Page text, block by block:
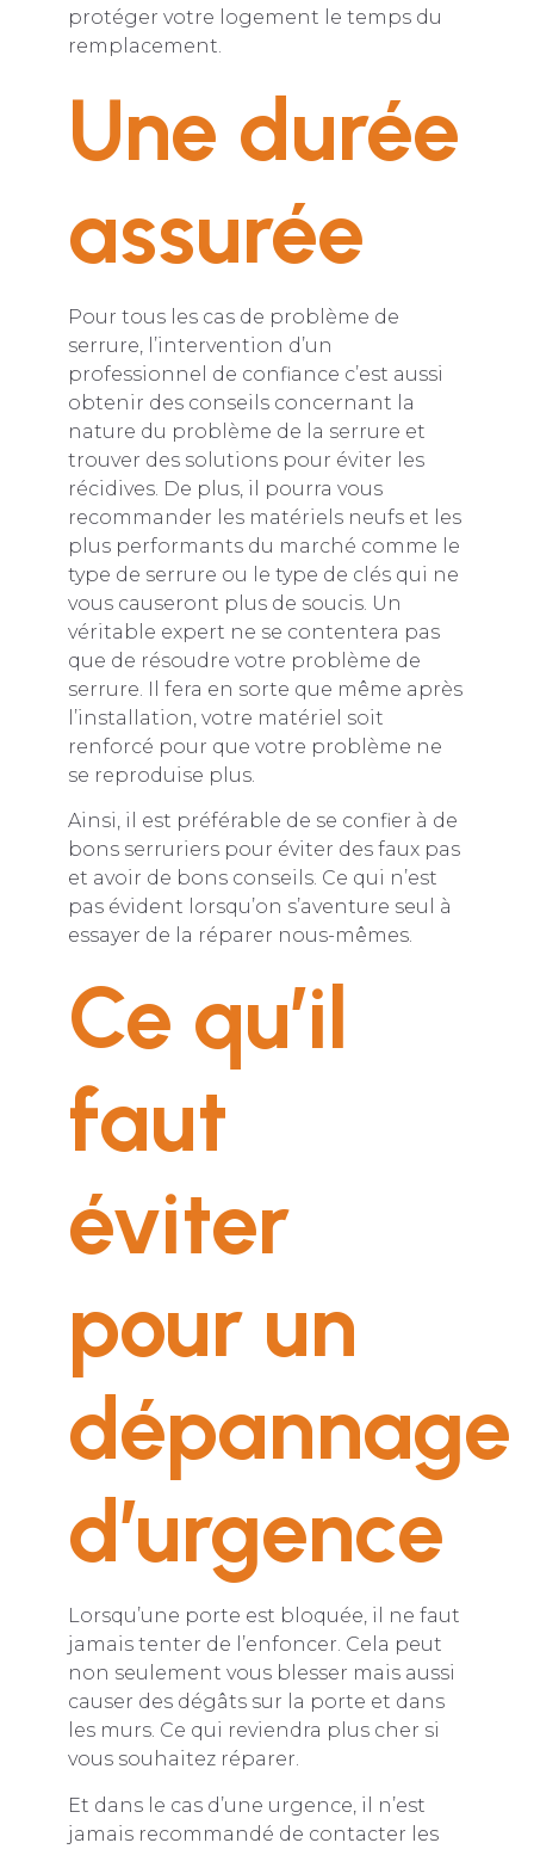
protéger votre logement le temps du
remplacement.
Une durée
assurée
Pour tous les cas de problème de
serrure, l’intervention d’un
professionnel de confiance c’est aussi
obtenir des conseils concernant la
nature du problème de la serrure et
trouver des solutions pour éviter les
récidives. De plus, il pourra vous
recommander les matériels neufs et les
plus performants du marché comme le
type de serrure ou le type de clés qui ne
vous causeront plus de soucis. Un
véritable expert ne se contentera pas
que de résoudre votre problème de
serrure. Il fera en sorte que même après
l’installation, votre matériel soit
renforcé pour que votre problème ne
se reproduise plus.
Ainsi, il est préférable de se confier à de
bons serruriers pour éviter des faux pas
et avoir de bons conseils. Ce qui n’est
pas évident lorsqu’on s’aventure seul à
essayer de la réparer nous-mêmes.
Ce qu’il
faut
éviter
pour un
dépannage
d’urgence
Lorsqu’une porte est bloquée, il ne faut
jamais tenter de l’enfoncer. Cela peut
non seulement vous blesser mais aussi
causer des dégâts sur la porte et dans
les murs. Ce qui reviendra plus cher si
vous souhaitez réparer.
Et dans le cas d’une urgence, il n’est
jamais recommandé de contacter les